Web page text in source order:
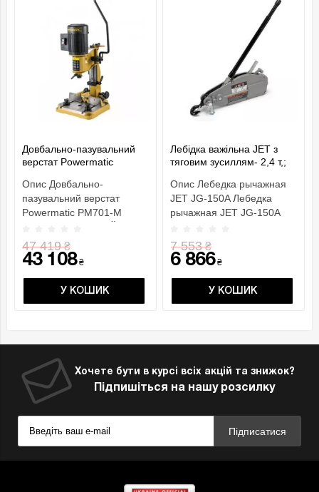
Довбально-пазувальний
верстат Powermatic
Опис Довбально-
пазувальний верстат
Powermatic PM701-M
механізм по..
47 419₴
43 108₴
У КОШИК
Лебідка важільна JET з
тяговим зусиллям- 2,4 т,;
габар. розм.- 545х 260х
90мм
Опис Лебедка рычажная
JET JG-150A Лебедка
рычажная JET JG-150A
мощн..
7 553₴
6 866₴
У КОШИК
Хочете бути в курсі всіх акцій та знижок?
Підпишіться на нашу розсилку
Підписатися